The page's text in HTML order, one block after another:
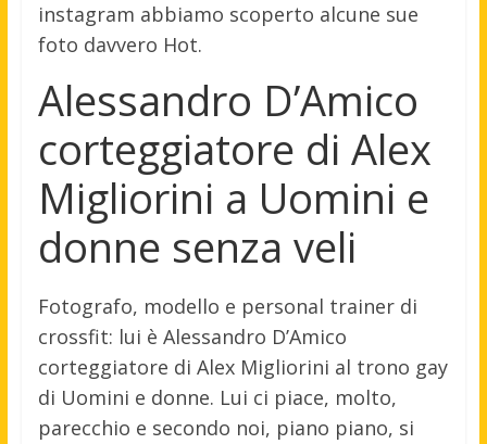
instagram abbiamo scoperto alcune sue
foto davvero Hot.
Alessandro D’Amico
corteggiatore di Alex
Migliorini a Uomini e
donne senza veli
Fotografo, modello e personal trainer di
crossfit: lui è Alessandro D’Amico
corteggiatore di Alex Migliorini al trono gay
di Uomini e donne. Lui ci piace, molto,
parecchio e secondo noi, piano piano, si